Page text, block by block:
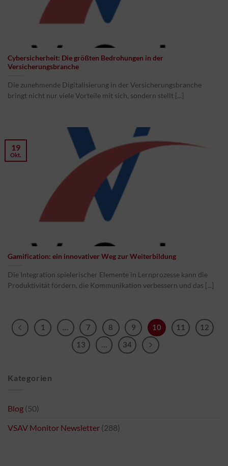
Cybersicherheit: Die größten Bedrohungen in der
Versicherungsbranche
Die zunehmende Digitalisierung in der Versicherungsbranche
bringt nicht nur viele Vorteile mit sich, sondern stellt [...]
Gamification: ein innovativer Weg zur Weiterbildung
Die Integration spielerischer Elemente in Lernprozesse kann die
Produktivität fördern, die Kommunikation verbessern und das [...]
19
Okt.
1 … 7 8 9 10 11
12
13
… 34
Kategorien
Blog (50)
VSAV Monitor Newsletter (288)